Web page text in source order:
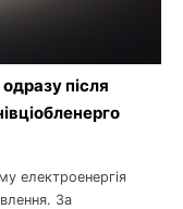
після
електроенергія
За